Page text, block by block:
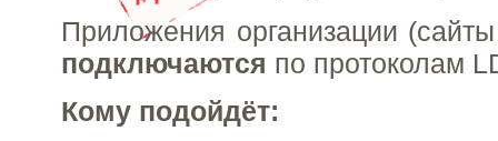
Приложения организации
подключаются по протоколам
Кому подойдёт: